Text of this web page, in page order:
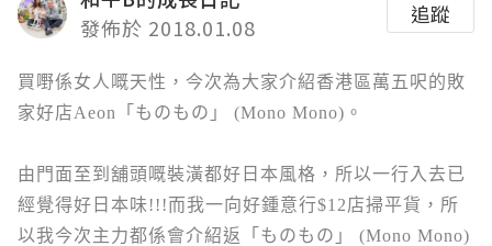
發佈於 2018.01.08
追蹤
買嘢係女人嘅天性，今次為大家介紹香港區萬五呎的敗
家好店Aeon「ものもの」 (Mono Mono)。
由門面至到舖頭嘅裝潢都好日本風格，所以一行入去已
經覺得好日本味!!!而我一向好鍾意行$12店掃平貨，所
以我今次主力都係會介紹返
「ものもの」 (Mono Mono)